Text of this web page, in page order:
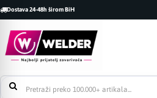
Dostava 24-48h širom BiH